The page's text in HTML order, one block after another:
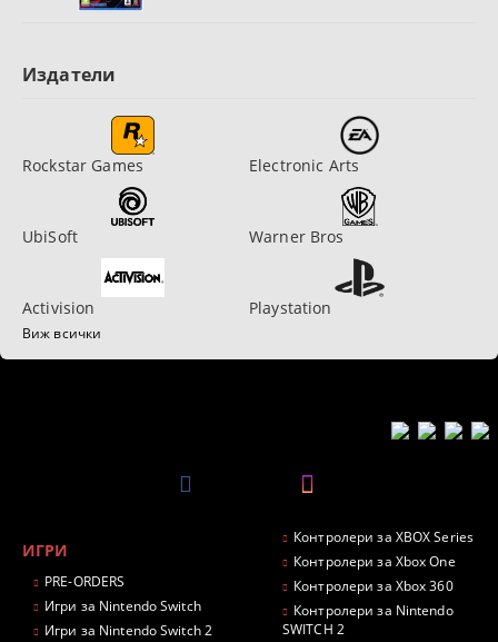
Издатели
Rockstar Games Electronic Arts
UbiSoft Warner Bros
Activision Playstation
Виж всички
ИГРИ
PRE-ORDERS
Игри за Nintendo Switch
Игри за Nintendo Switch 2
Контролери за XBOX Series
Контролери за Xbox One
Контролери за Xbox 360
Контролери за Nintendo
SWITCH 2